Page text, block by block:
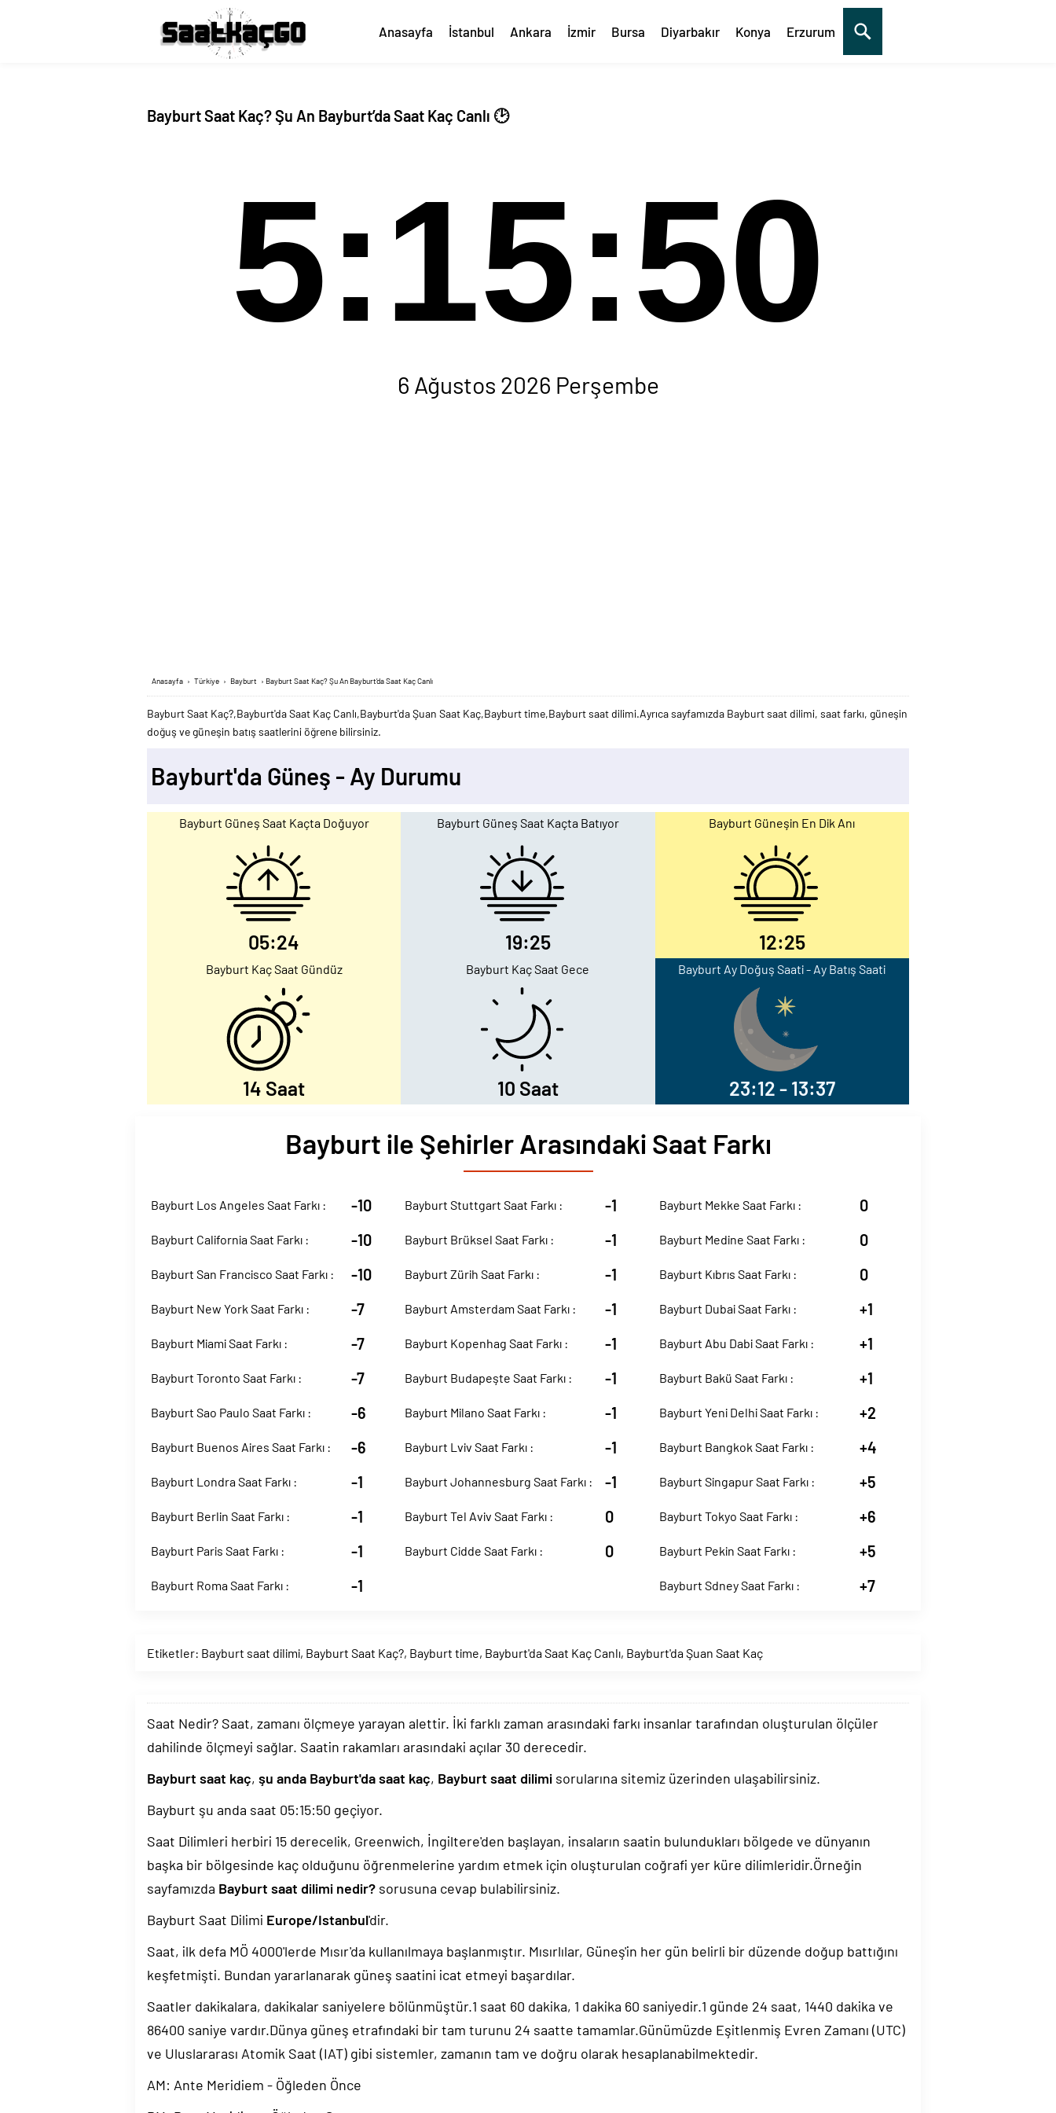
Anasayfa İstanbul Ankara İzmir Bursa Diyarbakır Konya Erzurum
Bayburt Saat Kaç? Şu An Bayburt’da Saat Kaç Canlı 🕑
5:15:51
6 Ağustos 2026 Perşembe
Anasayfa › Türkiye › Bayburt › Bayburt Saat Kaç? Şu An Bayburt’da Saat Kaç Canlı
Bayburt Saat Kaç?,Bayburt'da Saat Kaç Canlı,Bayburt'da Şuan Saat Kaç,Bayburt time,Bayburt saat dilimi.Ayrıca sayfamızda Bayburt saat dilimi, saat farkı, güneşin
doğuş ve güneşin batış saatlerini öğrene bilirsiniz.
Bayburt'da Güneş - Ay Durumu
Bayburt Güneş Saat Kaçta Doğuyor
05:24
Bayburt Güneş Saat Kaçta Batıyor
19:25
Bayburt Güneşin En Dik Anı
12:25
Bayburt Kaç Saat Gündüz
14 Saat
Bayburt Kaç Saat Gece
10 Saat
Bayburt Ay Doğuş Saati - Ay Batış Saati
23:12 - 13:37
Bayburt ile Şehirler Arasındaki Saat Farkı
Bayburt Los Angeles Saat Farkı : -10
Bayburt California Saat Farkı : -10
Bayburt San Francisco Saat Farkı : -10
Bayburt New York Saat Farkı : -7
Bayburt Miami Saat Farkı : -7
Bayburt Toronto Saat Farkı : -7
Bayburt Sao Paulo Saat Farkı : -6
Bayburt Buenos Aires Saat Farkı : -6
Bayburt Londra Saat Farkı : -1
Bayburt Berlin Saat Farkı : -1
Bayburt Paris Saat Farkı : -1
Bayburt Roma Saat Farkı : -1
Bayburt Stuttgart Saat Farkı : -1
Bayburt Brüksel Saat Farkı : -1
Bayburt Zürih Saat Farkı : -1
Bayburt Amsterdam Saat Farkı : -1
Bayburt Kopenhag Saat Farkı : -1
Bayburt Budapeşte Saat Farkı : -1
Bayburt Milano Saat Farkı : -1
Bayburt Lviv Saat Farkı : -1
Bayburt Johannesburg Saat Farkı : -1
Bayburt Tel Aviv Saat Farkı : 0
Bayburt Cidde Saat Farkı : 0
Bayburt Mekke Saat Farkı : 0
Bayburt Medine Saat Farkı : 0
Bayburt Kıbrıs Saat Farkı : 0
Bayburt Dubai Saat Farkı : +1
Bayburt Abu Dabi Saat Farkı : +1
Bayburt Bakü Saat Farkı : +1
Bayburt Yeni Delhi Saat Farkı : +2
Bayburt Bangkok Saat Farkı : +4
Bayburt Singapur Saat Farkı : +5
Bayburt Tokyo Saat Farkı : +6
Bayburt Pekin Saat Farkı : +5
Bayburt Sdney Saat Farkı : +7
Etiketler: Bayburt saat dilimi, Bayburt Saat Kaç?, Bayburt time, Bayburt'da Saat Kaç Canlı, Bayburt'da Şuan Saat Kaç
Saat Nedir? Saat, zamanı ölçmeye yarayan alettir. İki farklı zaman arasındaki farkı insanlar tarafından oluşturulan ölçüler
dahilinde ölçmeyi sağlar. Saatin rakamları arasındaki açılar 30 derecedir.
Bayburt saat kaç, şu anda Bayburt'da saat kaç, Bayburt saat dilimi sorularına sitemiz üzerinden ulaşabilirsiniz.
Bayburt şu anda saat 05:15:51geçiyor.
Saat Dilimleri herbiri 15 derecelik, Greenwich, İngiltere'den başlayan, insaların saatin bulundukları bölgede ve dünyanın
başka bir bölgesinde kaç olduğunu öğrenmelerine yardım etmek için oluşturulan coğrafi yer küre dilimleridir.Örneğin
sayfamızda Bayburt saat dilimi nedir? sorusuna cevap bulabilirsiniz.
Bayburt Saat Dilimi Europe/Istanbul'dir.
Saat, ilk defa MÖ 4000'lerde Mısır'da kullanılmaya başlanmıştır. Mısırlılar, Güneş'in her gün belirli bir düzende doğup battığını
keşfetmişti. Bundan yararlanarak güneş saatini icat etmeyi başardılar.
Saatler dakikalara, dakikalar saniyelere bölünmüştür.1 saat 60 dakika, 1 dakika 60 saniyedir.1 günde 24 saat, 1440 dakika ve
86400 saniye vardır.Dünya güneş etrafındaki bir tam turunu 24 saatte tamamlar.Günümüzde Eşitlenmiş Evren Zamanı (UTC)
ve Uluslararası Atomik Saat (IAT) gibi sistemler, zamanın tam ve doğru olarak hesaplanabilmektedir.
AM: Ante Meridiem - Öğleden Önce